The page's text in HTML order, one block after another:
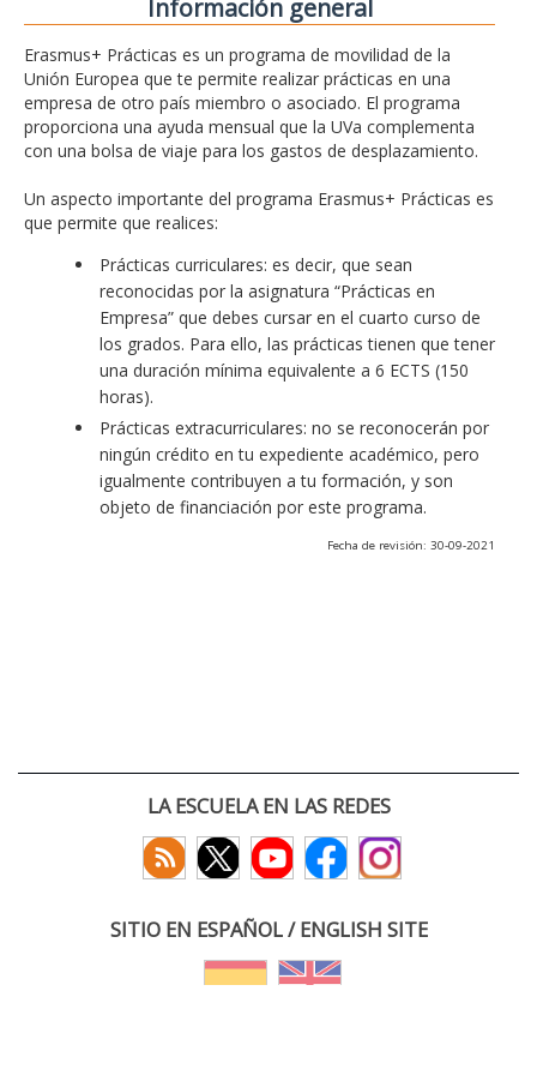
Información general
Erasmus+ Prácticas es un programa de movilidad de la
Unión Europea que te permite realizar prácticas en una
empresa de otro país miembro o asociado. El programa
proporciona una ayuda mensual que la UVa complementa
con una bolsa de viaje para los gastos de desplazamiento.
Un aspecto importante del programa Erasmus+ Prácticas es
que permite que realices:
Prácticas curriculares: es decir, que sean
reconocidas por la asignatura “Prácticas en
Empresa” que debes cursar en el cuarto curso de
los grados. Para ello, las prácticas tienen que tener
una duración mínima equivalente a 6 ECTS (150
horas).
Prácticas extracurriculares: no se reconocerán por
ningún crédito en tu expediente académico, pero
igualmente contribuyen a tu formación, y son
objeto de financiación por este programa.
Fecha de revisión: 30-09-2021
LA ESCUELA EN LAS REDES
SITIO EN ESPAÑOL / ENGLISH SITE